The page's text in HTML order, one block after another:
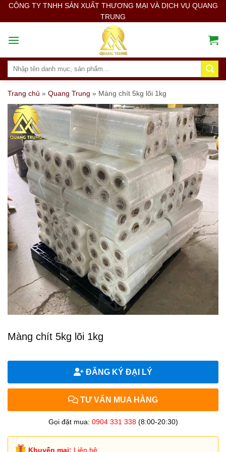
SkipCÔNG TY TNHH SẢN XUẤT THƯƠNG MẠI VÀ DỊCH VỤ QUANG
TRUNG
Search
Trang chủ » Quang Trung » Màng chít 5kg lõi 1kg
Màng chít 5kg lõi 1kg
ĐĂNG KÝ ĐẠI LÝ
TƯ VẤN MUA HÀNG
Gọi đặt mua: 0904 331 338(8:00-20:30)
Khuyến mại: Liên hệ